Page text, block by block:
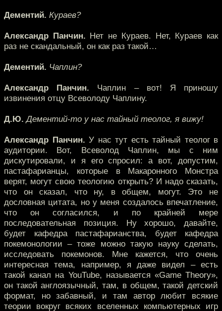
Дементий. Кураев?
Александр Панчин. Нет не Кураев. Нет, Кураев как
раз не скандальный, он как раз такой…
Дементий. Чаплин?
Александр Панчин. Чаплин – вот! Я приношу
извинения отцу Всеволоду Чаплину.
Д.Ю. Дементий-то у нас тайный теолог, я вижу!
Александр Панчин. У нас тут есть тайный теолог в
аудитории. Вот, Всеволод Чаплин, мы с ним
дискутировали, и я его спросил: а вот, допустим,
пастафарианцы, которые в Макаронного Монстра
верят, могут свою теологию открыть? И надо сказать,
что он сказал, что ну, в общем, могут. Это не
дословная цитата, но у меня создалось впечатление,
что он согласился, и по крайней мере
последовательная позиция. Ну хорошо, давайте,
будет кафедра пастафарианства, будет кафедра
покемонологии – тоже можно такую науку сделать,
исследовать покемонов. Мне кажется, что очень
интересная тема, например, я даже видел – есть
такой канал на YouTube, называется «Game Theory»,
он такой англоязычный, там, в общем, такой детский
формат, но забавный, и там автор любит всякие
теории вокруг всяких вселенных компьютерных игр